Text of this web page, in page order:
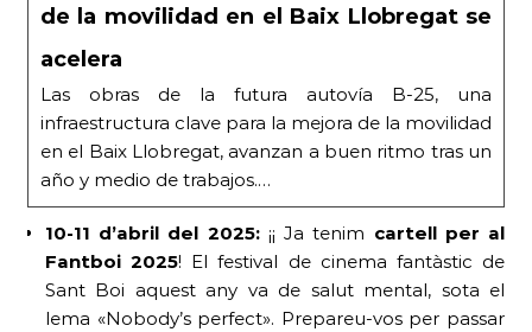
de la movilidad en el Baix Llobregat se
acelera
Las obras de la futura autovía B-25, una
infraestructura clave para la mejora de la movilidad
en el Baix Llobregat, avanzan a buen ritmo tras un
año y medio de trabajos.…
10-11 d’abril del 2025:¡¡ Ja tenim cartell per al
Fantboi 2025! El festival de cinema fantàstic de
Sant Boi aquest any va de salut mental, sota el
lema «Nobody’s perfect». Prepareu-vos per passar